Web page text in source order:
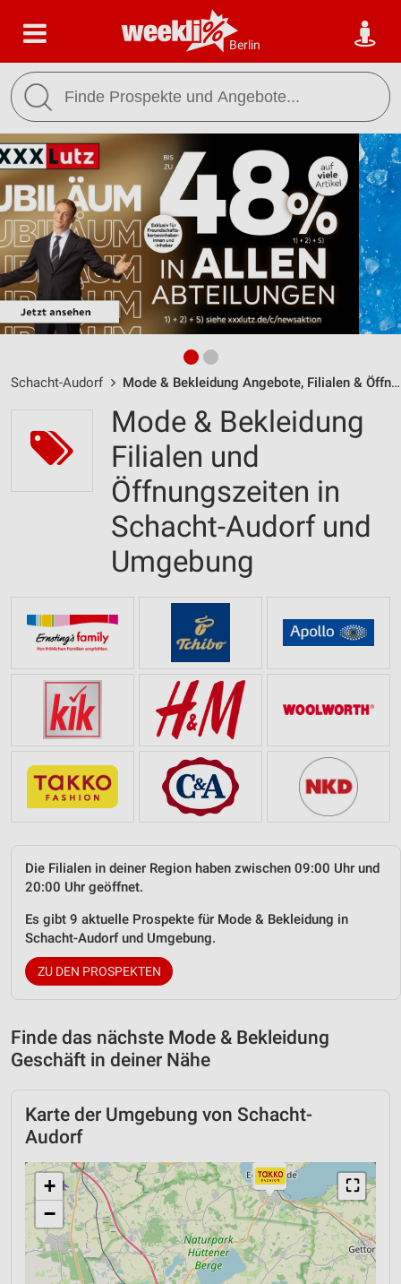
Berlin
Schacht-Audorf Mode & Bekleidung Angebote, Filialen & Öffnungszeiten
Mode & Bekleidung
Filialen und
Öffnungszeiten in
Schacht-Audorf und
Umgebung
Die Filialen in deiner Region haben zwischen 09:00 Uhr und
20:00 Uhr geöffnet.
Es gibt 9 aktuelle Prospekte für Mode & Bekleidung in
Schacht-Audorf und Umgebung.
ZU DEN PROSPEKTEN
Finde das nächste Mode & Bekleidung
Geschäft in deiner Nähe
Karte der Umgebung von Schacht-
Audorf
⛶
+
−